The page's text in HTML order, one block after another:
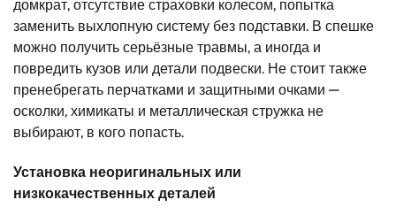
домкрат, отсутствие страховки колесом, попытка
заменить выхлопную систему без подставки. В спешке
можно получить серьёзные травмы, а иногда и
повредить кузов или детали подвески. Не стоит также
пренебрегать перчатками и защитными очками —
осколки, химикаты и металлическая стружка не
выбирают, в кого попасть.
Установка неоригинальных или
низкокачественных деталей